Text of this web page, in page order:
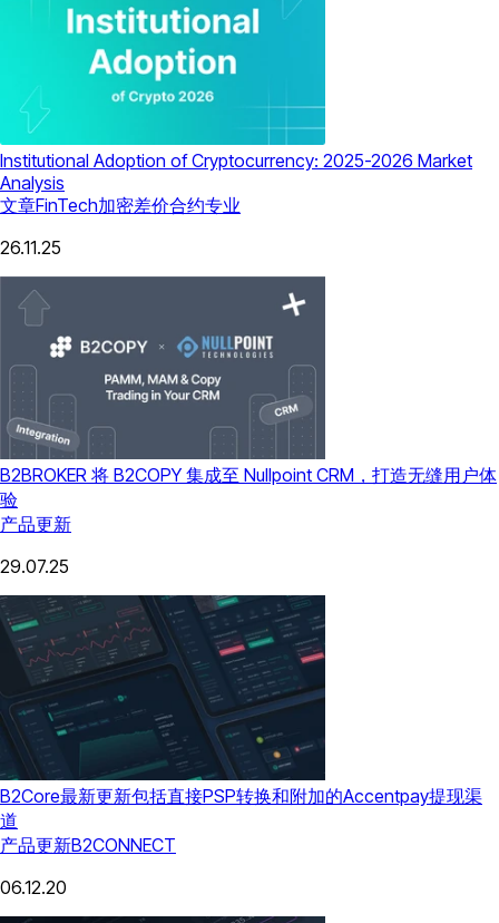
Institutional Adoption of Cryptocurrency: 2025-2026 Market
Analysis
文章FinTech加密差价合约专业
26.11.25
B2BROKER 将 B2COPY 集成至 Nullpoint CRM，打造无缝用户体
验
产品更新
29.07.25
B2Core最新更新包括直接PSP转换和附加的Accentpay提现渠
道
产品更新B2CONNECT
06.12.20